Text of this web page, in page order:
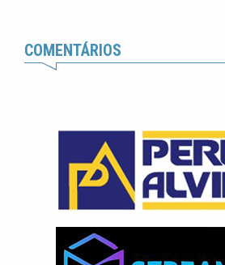
COMENTÁRIOS